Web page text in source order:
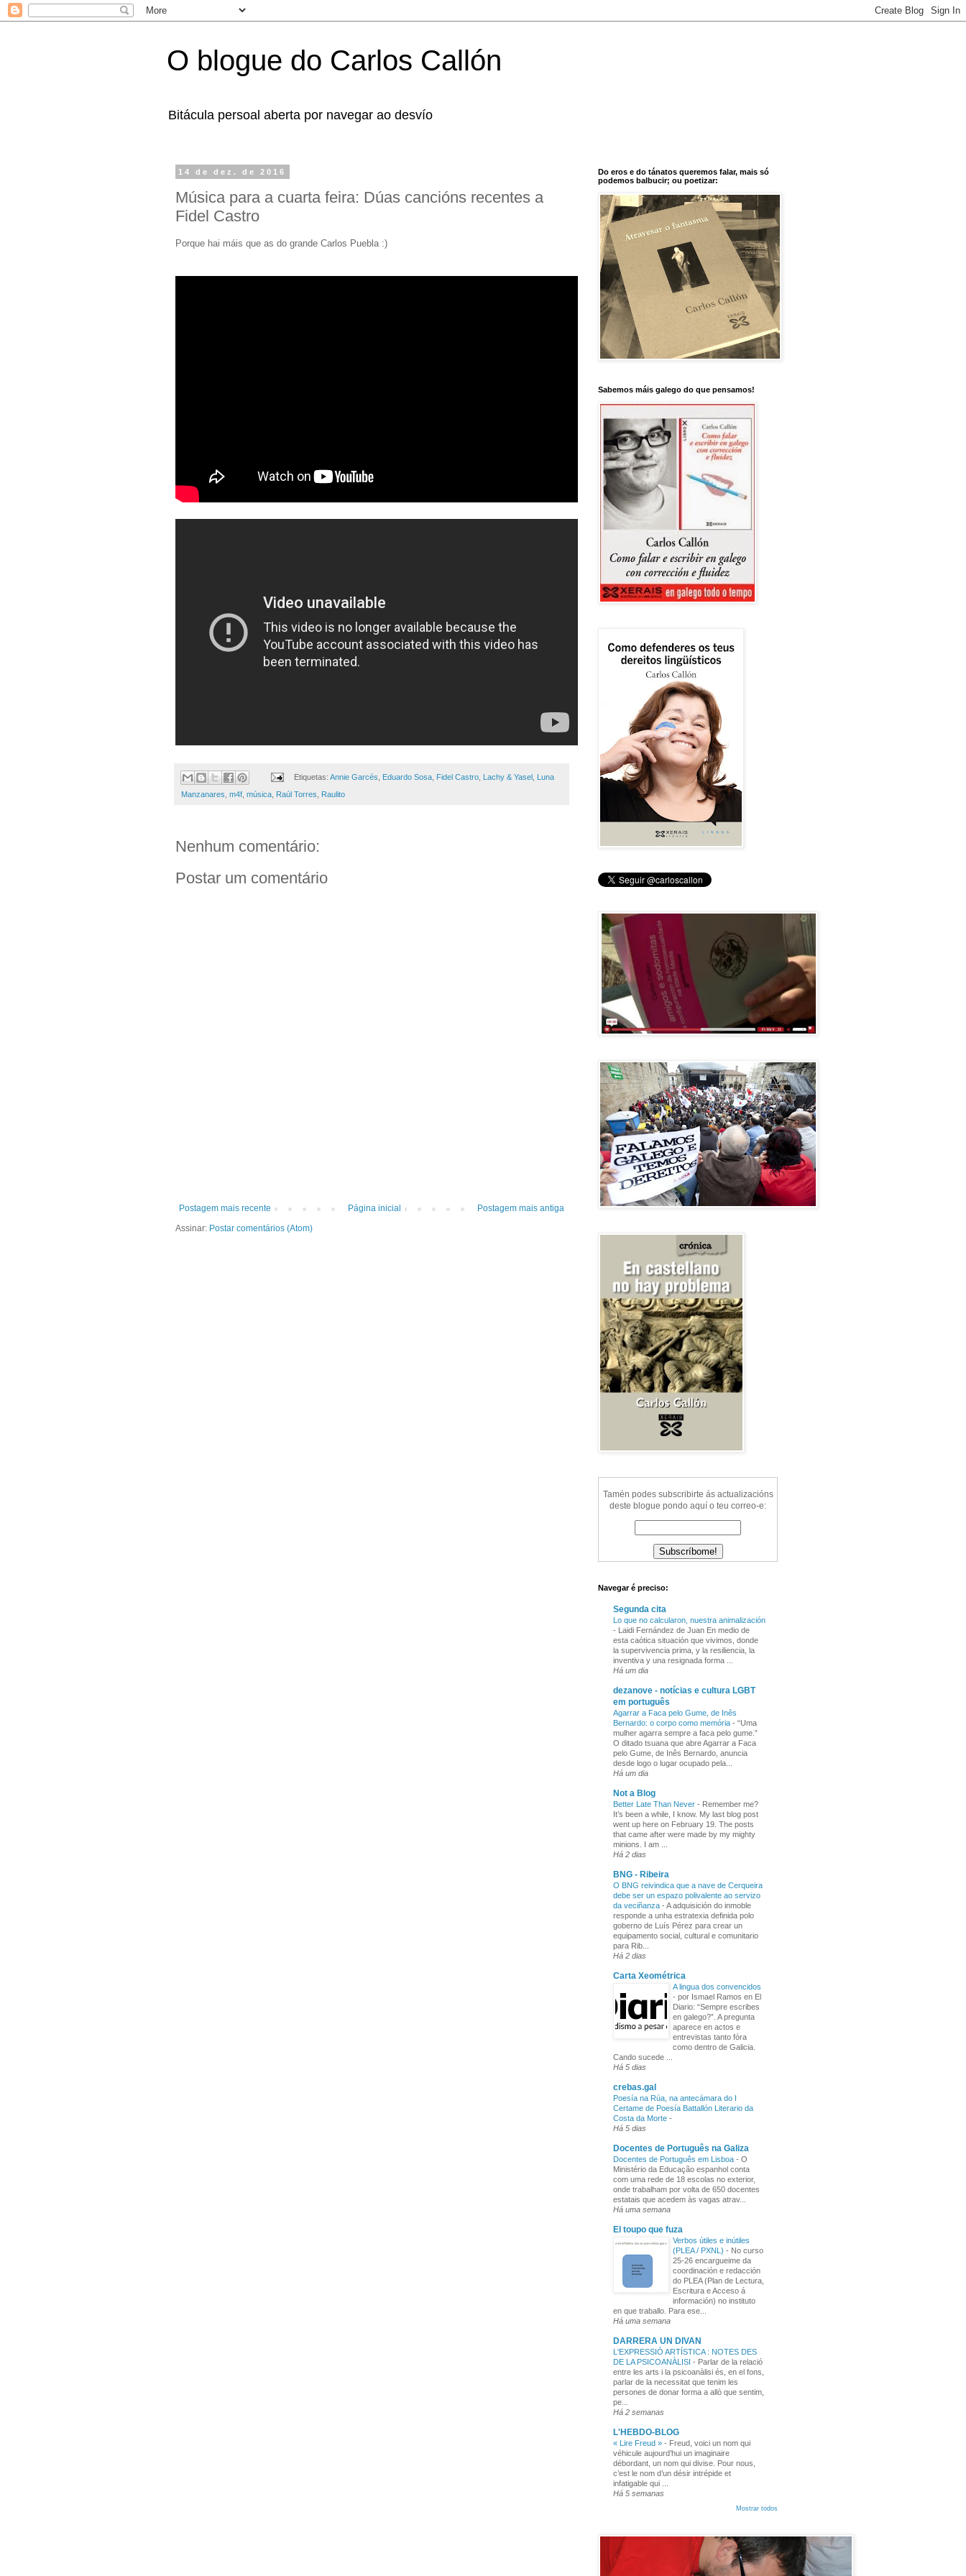
O blogue do Carlos Callón
Bitácula persoal aberta por navegar ao desvío
14 de dez. de 2016
Música para a cuarta feira: Dúas cancións recentes a
Fidel Castro
Porque hai máis que as do grande Carlos Puebla :)
Etiquetas: Annie Garcés Eduardo Sosa, Fidel Castro, Lachy & Yasel, Luna
Manzanares m4f música Raúl Torres Raulito
Nenhum comentário:
Postar um comentário
Postagem mais recente Postagem mais antiga
Página inicial
Assinar: Postar comentários (Atom)
Do eros e do tánatos queremos falar, mais só
podemos balbucir; ou poetizar:
Sabemos máis galego do que pensamos!
Tamén podes subscribirte ás actualizacións
deste blogue pondo aquí o teu correo-e:
Navegar é preciso:
Segunda cita
Lo que no calcularon, nuestra animalización
- Laidi Fernández de Juan En medio de
esta caótica situación que vivimos, donde
la supervivencia prima, y la resiliencia, la
inventiva y una resignada forma ...
Há um dia
dezanove - notícias e cultura LGBT
em português
Agarrar a Faca pelo Gume, de Inês
Bernardo: o corpo como memória - “Uma
mulher agarra sempre a faca pelo gume.”
O ditado tsuana que abre Agarrar a Faca
pelo Gume, de Inês Bernardo, anuncia
desde logo o lugar ocupado pela...
Há um dia
Not a Blog
Better Late Than Never - Remember me?
It’s been a while, I know. My last blog post
went up here on February 19. The posts
that came after were made by my mighty
minions. I am ...
Há 2 dias
BNG - Ribeira
O BNG reivindica que a nave de Cerqueira
debe ser un espazo polivalente ao servizo
da veciñanza - A adquisición do inmoble
responde a unha estratexia definida polo
goberno de Luís Pérez para crear un
equipamento social, cultural e comunitario
para Rib...
Há 2 dias
Carta Xeométrica
A lingua dos convencidos
- por Ismael Ramos en El
Diario: “Sempre escribes
en galego?”. A pregunta
aparece en actos e
entrevistas tanto fóra
como dentro de Galicia.
Cando sucede ...
Há 5 dias
crebas.gal
Poesía na Rúa, na antecámara do I
Certame de Poesía Battallón Literario da
Costa da Morte -
Há 5 dias
Docentes de Português na Galiza
Docentes de Português em Lisboa - O
Ministério da Educação espanhol conta
com uma rede de 18 escolas no exterior,
onde trabalham por volta de 650 docentes
estatais que acedem às vagas atrav...
Há uma semana
El toupo que fuza
Verbos útiles e inútiles
(PLEA / PXNL) - No curso
25-26 encargueime da
coordinación e redacción
do PLEA (Plan de Lectura,
Escritura e Acceso á
información) no instituto
en que traballo. Para ese...
Há uma semana
DARRERA UN DIVAN
L'EXPRESSIÓ ARTÍSTICA : NOTES DES
DE LA PSICOANÀLISI - Parlar de la relació
entre les arts i la psicoanàlisi és, en el fons,
parlar de la necessitat que tenim les
persones de donar forma a allò que sentim,
pe...
Há 2 semanas
L'HEBDO-BLOG
« Lire Freud » - Freud, voici un nom qui
véhicule aujourd’hui un imaginaire
débordant, un nom qui divise. Pour nous,
c’est le nom d’un désir intrépide et
infatigable qui ...
Há 5 semanas
Mostrar todos